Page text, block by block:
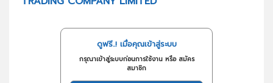
ดูฟรี..! เมื่อคุณเข้าสู่ระบบ
กรุณาเข้าสู่ระบบก่อนการใช้งาน หรือ สมัคร
สมาชิก